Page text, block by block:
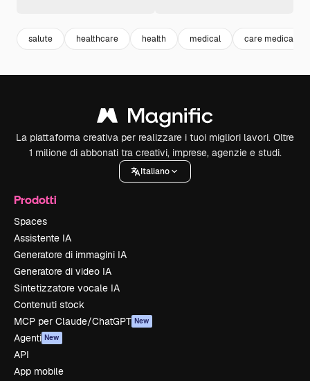
salute healthcare health medical care medical
La piattaforma creativa per realizzare i tuoi migliori lavori. Oltre
1 milione di abbonati tra creativi, imprese, agenzie e studi.
Italiano
Prodotti
Spaces
Assistente IA
Generatore di immagini IA
Generatore di video IA
Sintetizzatore vocale IA
Contenuti stock
MCP per Claude/ChatGPT New
Agenti New
API
App mobile